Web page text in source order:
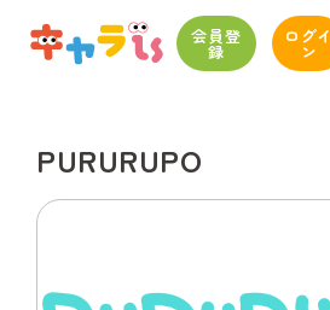
会員登
録
ログイ
ン
PURURUPO